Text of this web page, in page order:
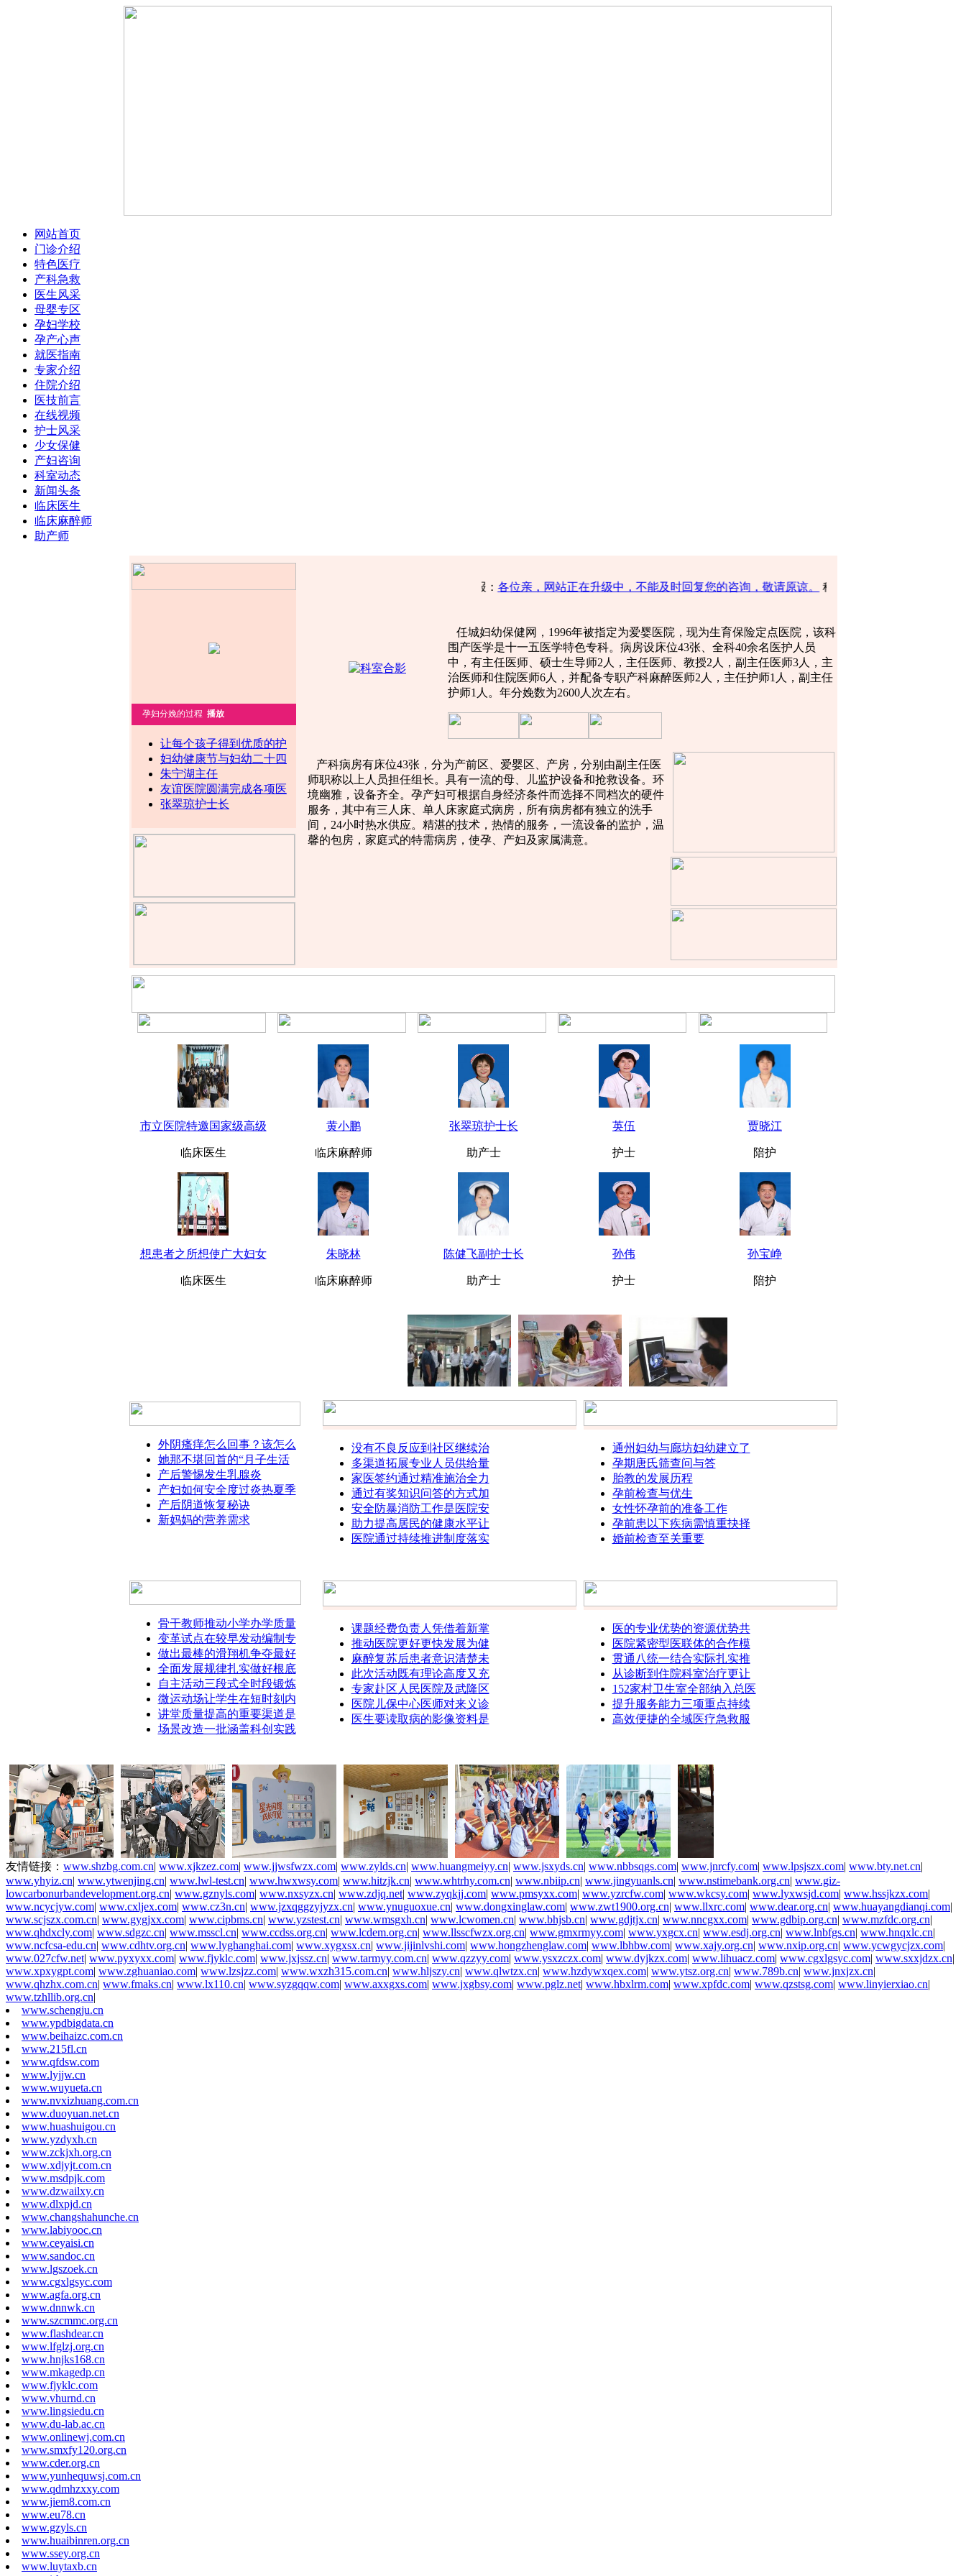
网站首页
门诊介绍
特色医疗
产科急救
医生风采
母婴专区
孕妇学校
孕产心声
就医指南
专家介绍
住院介绍
医技前言
在线视频
护士风采
少女保健
产妇咨询
科室动态
新闻头条
临床医生
临床麻醉师
助产师
孕妇分娩的过程 播放
让每个孩子得到优质的护
妇幼健康节与妇幼二十四
朱宁湖主任
友谊医院圆满完成各项医
张翠琼护士长
各位亲，网站正在升级中，不能及时回复您的咨询，敬请原谅。科室滚动播报：
任城妇幼保健网，1996年被指定为爱婴医院，现为生育保险定点医院，该科
围产医学是十一五医学特色专科。病房设床位43张、全科40余名医护人员
中，有主任医师、硕士生导师2人，主任医师、教授2人，副主任医师3人，主
治医师和住院医师6人，并配备专职产科麻醉医师2人，主任护师1人，副主任
护师1人。年分娩数为2600人次左右。
产科病房有床位43张，分为产前区、爱婴区、产房，分别由副主任医
师职称以上人员担任组长。具有一流的母、儿监护设备和抢救设备。环
境幽雅，设备齐全。孕产妇可根据自身经济条件而选择不同档次的硬件
服务，其中有三人床、单人床家庭式病房，所有病房都有独立的洗手
间，24小时热水供应。精湛的技术，热情的服务，一流设备的监护，温
馨的包房，家庭式的特需病房，使孕、产妇及家属满意。
市立医院特邀国家级高级
临床医生
想患者之所想使广大妇女
临床医生
黄小鹏
临床麻醉师
朱晓林
临床麻醉师
张翠琼护士长
助产士
陈健飞副护士长
助产士
英伍
护士
孙伟
护士
贾晓江
陪护
孙宝峥
陪护
外阴瘙痒怎么回事？该怎么
她那不堪回首的“月子生活
产后警惕发生乳腺炎
产妇如何安全度过炎热夏季
产后阴道恢复秘诀
新妈妈的营养需求
骨干教师推动小学办学质量
变革试点在较早发动编制专
做出最棒的滑翔机争夺最好
全面发展规律扎实做好根底
自主活动三段式全时段锻炼
微运动场让学生在短时刻内
讲堂质量提高的重要渠道是
场景改造一批涵盖科创实践
没有不良反应到社区继续治
多渠道拓展专业人员供给量
家医签约通过精准施治全力
通过有奖知识问答的方式加
安全防暴消防工作是医院安
助力提高居民的健康水平让
医院通过持续推进制度落实
课题经费负责人凭借着新掌
推动医院更好更快发展为健
麻醉复苏后患者意识清楚未
此次活动既有理论高度又充
专家赴区人民医院及武隆区
医院儿保中心医师对来义诊
医生要读取病的影像资料是
通州妇幼与廊坊妇幼建立了
孕期唐氏筛查问与答
胎教的发展历程
孕前检查与优生
女性怀孕前的准备工作
孕前患以下疾病需慎重抉择
婚前检查至关重要
医的专业优势的资源优势共
医院紧密型医联体的合作模
贯通八统一结合实际扎实推
从诊断到住院科室治疗更让
152家村卫生室全部纳入总医
提升服务能力三项重点持续
高效便捷的全域医疗急救服
友情链接： www.shzbg.com.cn| www.xjkzez.com| www.jjwsfwzx.com| www.zylds.cn| www.huangmeiyy.cn| www.jsxyds.cn| www.nbbsqgs.com| www.jnrcfy.com| www.lpsjszx.com| www.bty.net.cn|
www.yhyiz.cn| www.ytwenjing.cn| www.lwl-test.cn| www.hwxwsy.com| www.hitzjk.cn| www.whtrhy.com.cn| www.nbiip.cn| www.jingyuanls.cn| www.nstimebank.org.cn| www.giz-
lowcarbonurbandevelopment.org.cn| www.gznyls.com| www.nxsyzx.cn| www.zdjq.net| www.zyqkjj.com| www.pmsyxx.com| www.yzrcfw.com| www.wkcsy.com| www.lyxwsjd.com| www.hssjkzx.com|
www.ncycjyw.com| www.cxljex.com| www.cz3n.cn| www.jzxqggzyjyzx.cn| www.ynuguoxue.cn| www.dongxinglaw.com| www.zwt1900.org.cn| www.llxrc.com| www.dear.org.cn| www.huayangdianqi.com|
www.scjszx.com.cn| www.gygjxx.com| www.cipbms.cn| www.yzstest.cn| www.wmsgxh.cn| www.lcwomen.cn| www.bhjsb.cn| www.gdjtjx.cn| www.nncgxx.com| www.gdbip.org.cn| www.mzfdc.org.cn|
www.qhdxcly.com| www.sdgzc.cn| www.msscl.cn| www.ccdss.org.cn| www.lcdem.org.cn| www.llsscfwzx.org.cn| www.gmxrmyy.com| www.yxgcx.cn| www.esdj.org.cn| www.lnbfgs.cn| www.hnqxlc.cn|
www.ncfcsa-edu.cn| www.cdhtv.org.cn| www.lyghanghai.com| www.xygxsx.cn| www.jijinlvshi.com| www.hongzhenglaw.com| www.lbhbw.com| www.xajy.org.cn| www.nxip.org.cn| www.ycwgycjzx.com|
www.027cfw.net| www.pyxyxx.com| www.fjyklc.com| www.jxjssz.cn| www.tarmyy.com.cn| www.qzzyy.com| www.ysxzczx.com| www.dyjkzx.com| www.lihuacz.com| www.cgxlgsyc.com| www.sxxjdzx.cn|
www.xpxygpt.com| www.zghuaniao.com| www.lzsjzz.com| www.wxzh315.com.cn| www.hljszy.cn| www.qlwtzx.cn| www.hzdywxqex.com| www.ytsz.org.cn| www.789b.cn| www.jnxjzx.cn|
www.qhzhx.com.cn| www.fmaks.cn| www.lx110.cn| www.syzgqqw.com| www.axxgxs.com| www.jxgbsy.com| www.pglz.net| www.hbxlrm.com| www.xpfdc.com| www.qzstsg.com| www.linyierxiao.cn|
www.tzhllib.org.cn|
www.schengju.cn
www.ypdbigdata.cn
www.beihaizc.com.cn
www.215fl.cn
www.qfdsw.com
www.lyjjw.cn
www.wuyueta.cn
www.nvxizhuang.com.cn
www.duoyuan.net.cn
www.huashuigou.cn
www.yzdyxh.cn
www.zckjxh.org.cn
www.xdjyjt.com.cn
www.msdpjk.com
www.dzwailxy.cn
www.dlxpjd.cn
www.changshahunche.cn
www.labiyooc.cn
www.ceyaisi.cn
www.sandoc.cn
www.lgszoek.cn
www.cgxlgsyc.com
www.agfa.org.cn
www.dnnwk.cn
www.szcmmc.org.cn
www.flashdear.cn
www.lfglzj.org.cn
www.hnjks168.cn
www.mkagedp.cn
www.fjyklc.com
www.vhurnd.cn
www.lingsiedu.cn
www.du-lab.ac.cn
www.onlinewj.com.cn
www.smxfy120.org.cn
www.cder.org.cn
www.yunhequwsj.com.cn
www.qdmhzxxy.com
www.jiem8.com.cn
www.eu78.cn
www.gzyls.cn
www.huaibinren.org.cn
www.ssey.org.cn
www.luytaxb.cn